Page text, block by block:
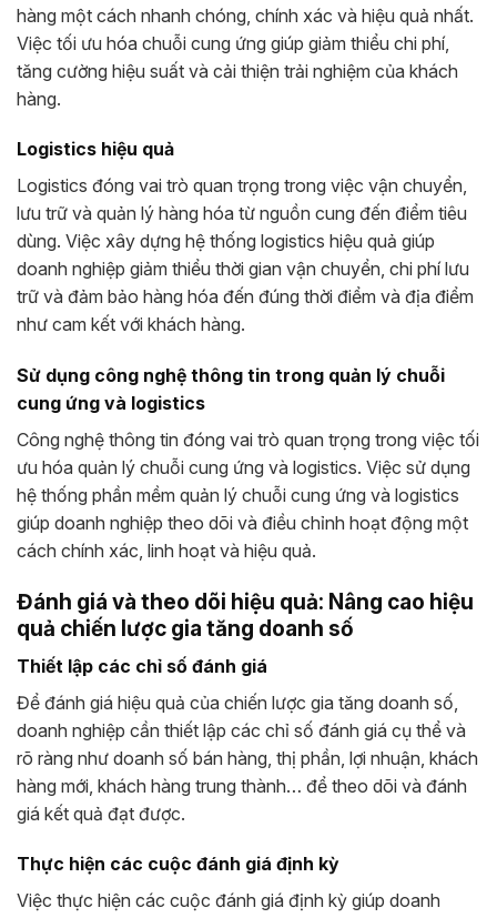
hàng một cách nhanh chóng, chính xác và hiệu quả nhất.
Việc tối ưu hóa chuỗi cung ứng giúp giảm thiểu chi phí,
tăng cường hiệu suất và cải thiện trải nghiệm của khách
hàng.
Logistics hiệu quả
Logistics đóng vai trò quan trọng trong việc vận chuyển,
lưu trữ và quản lý hàng hóa từ nguồn cung đến điểm tiêu
dùng. Việc xây dựng hệ thống logistics hiệu quả giúp
doanh nghiệp giảm thiểu thời gian vận chuyển, chi phí lưu
trữ và đảm bảo hàng hóa đến đúng thời điểm và địa điểm
như cam kết với khách hàng.
Sử dụng công nghệ thông tin trong quản lý chuỗi
cung ứng và logistics
Công nghệ thông tin đóng vai trò quan trọng trong việc tối
ưu hóa quản lý chuỗi cung ứng và logistics. Việc sử dụng
hệ thống phần mềm quản lý chuỗi cung ứng và logistics
giúp doanh nghiệp theo dõi và điều chỉnh hoạt động một
cách chính xác, linh hoạt và hiệu quả.
Đánh giá và theo dõi hiệu quả: Nâng cao hiệu
quả chiến lược gia tăng doanh số
Thiết lập các chỉ số đánh giá
Để đánh giá hiệu quả của chiến lược gia tăng doanh số,
doanh nghiệp cần thiết lập các chỉ số đánh giá cụ thể và
rõ ràng như doanh số bán hàng, thị phần, lợi nhuận, khách
hàng mới, khách hàng trung thành… để theo dõi và đánh
giá kết quả đạt được.
Thực hiện các cuộc đánh giá định kỳ
Việc thực hiện các cuộc đánh giá định kỳ giúp doanh